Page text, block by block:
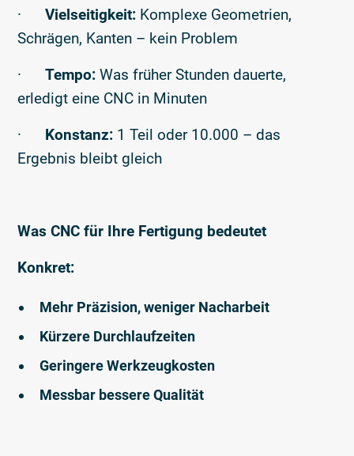
·Vielseitigkeit: Komplexe Geometrien,
Schrägen, Kanten – kein Problem
·Tempo: Was früher Stunden dauerte,
erledigt eine CNC in Minuten
· Konstanz: 1 Teil oder 10.000 – das
Ergebnis bleibt gleich
Was CNC für Ihre Fertigung bedeutet
Konkret:
Mehr Präzision, weniger Nacharbeit
Kürzere Durchlaufzeiten
Geringere Werkzeugkosten
Messbar bessere Qualität